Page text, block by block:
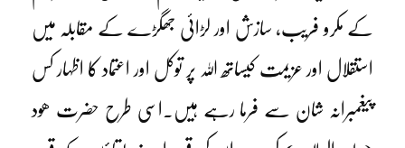
کے مکرو فریب، سازش اور لڑائی جھگڑے کے مقابلہ میں
استقلال اور عزیمت کیساتھ اللہ پر توکل اور اعتماد کا اظہار کس
پیغمبرانہ شان سے فرما رہے ہیں۔اسی طرح حضرت ھود